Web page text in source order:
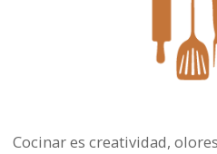
Cocinar es creatividad,